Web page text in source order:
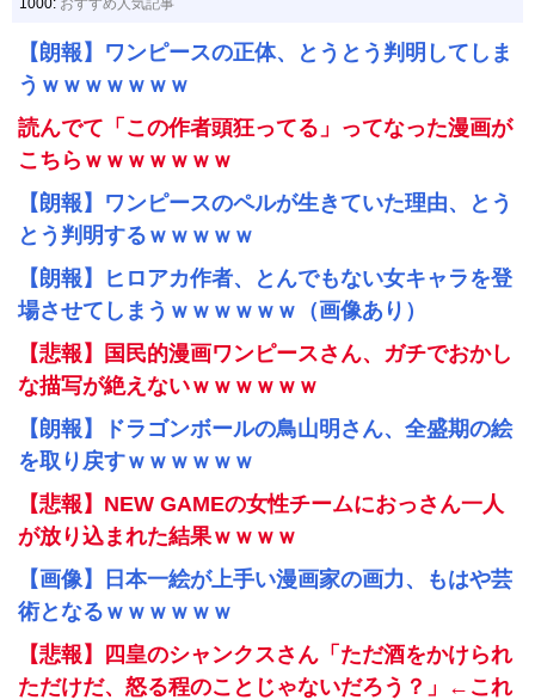
1000: おすすめ人気記事
【朗報】ワンピースの正体、とうとう判明してしま
うｗｗｗｗｗｗｗ
読んでて「この作者頭狂ってる」ってなった漫画が
こちらｗｗｗｗｗｗｗ
【朗報】ワンピースのペルが生きていた理由、とう
とう判明するｗｗｗｗｗ
【朗報】ヒロアカ作者、とんでもない女キャラを登
場させてしまうｗｗｗｗｗｗ（画像あり）
【悲報】国民的漫画ワンピースさん、ガチでおかし
な描写が絶えないｗｗｗｗｗｗ
【朗報】ドラゴンボールの鳥山明さん、全盛期の絵
を取り戻すｗｗｗｗｗｗ
【悲報】NEW GAMEの女性チームにおっさん一人
が放り込まれた結果ｗｗｗｗ
【画像】日本一絵が上手い漫画家の画力、もはや芸
術となるｗｗｗｗｗｗ
【悲報】四皇のシャンクスさん「ただ酒をかけられ
ただけだ、怒る程のことじゃないだろう？」←これ